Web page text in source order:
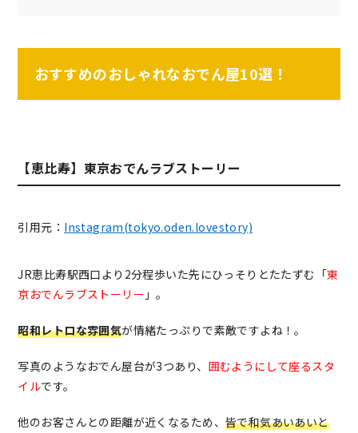
おすすめのおしゃれなおでん屋10選！
【恵比寿】東京おでんラブストーリー
引用元： Instagram(tokyo.oden.lovestory)
JR恵比寿駅西口より2分程歩いた先にひっそりとたたずむ「東
京おでんラブストーリー 」。
昭和レトロな雰囲気が情緒たっぷりで素敵ですよね！。
写真のようなおでん屋台が3つあり、 囲むようにして座るスタ
イルです。
他のお客さんとの距離が近くなるため、 皆で和気あいあいと